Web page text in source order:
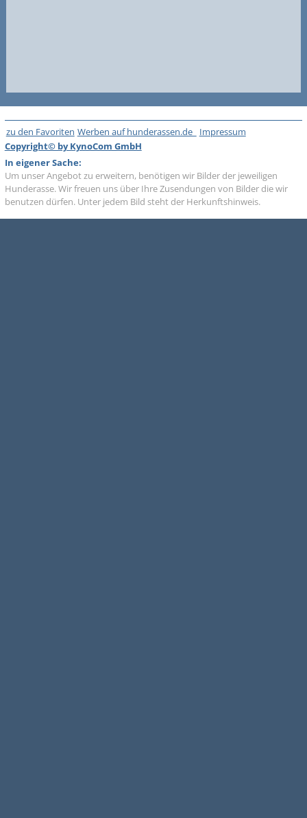
zu den Favoriten Werben auf hunderassen.de
Impressum
Copyright© by KynoCom GmbH
In eigener Sache:
Um unser Angebot zu erweitern, benötigen wir Bilder der jeweiligen
Hunderasse. Wir freuen uns über Ihre Zusendungen von Bilder die wir
benutzen dürfen. Unter jedem Bild steht der Herkunftshinweis.